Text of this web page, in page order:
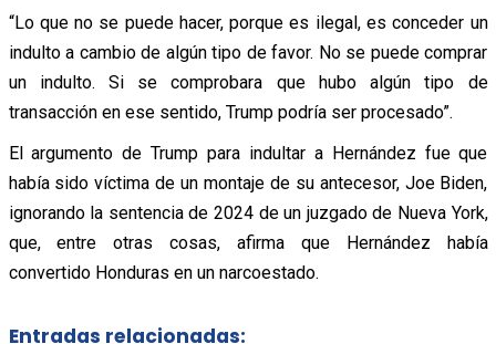
“Lo que no se puede hacer, porque es ilegal, es conceder un
indulto a cambio de algún tipo de favor. No se puede comprar
un indulto. Si se comprobara que hubo algún tipo de
transacción en ese sentido, Trump podría ser procesado”.
El argumento de Trump para indultar a Hernández fue que
había sido víctima de un montaje de su antecesor, Joe Biden,
ignorando la sentencia de 2024 de un juzgado de Nueva York,
que, entre otras cosas, afirma que Hernández había
convertido Honduras en un narcoestado.
Entradas relacionadas: